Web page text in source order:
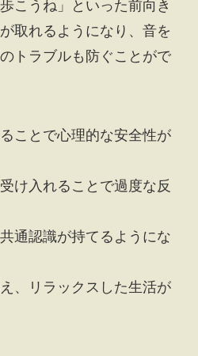
こうね」といった前向き
取れるようになり、音を
トラブルも防ぐことがで
ことで心理的な安全性が
け入れることで過度な反
通認識が持てるようにな
、リラックスした生活が